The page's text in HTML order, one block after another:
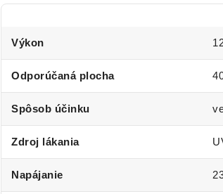
Výkon
Odporúčaná plocha
Spôsob účinku
Zdroj lákania
Napájanie